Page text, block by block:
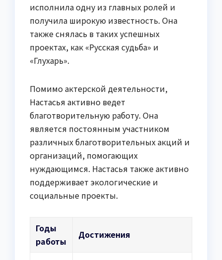
исполнила одну из главных ролей и
получила широкую известность. Она
также снялась в таких успешных
проектах, как «Русская судьба» и
«Глухарь».
Помимо актерской деятельности,
Настасья активно ведет
благотворительную работу. Она
является постоянным участником
различных благотворительных акций и
организаций, помогающих
нуждающимся. Настасья также активно
поддерживает экологические и
социальные проекты.
Годы
работы
Достижения